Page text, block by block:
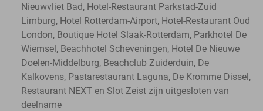
Nieuwvliet Bad, Hotel-Restaurant Parkstad-Zuid
Limburg, Hotel Rotterdam-Airport, Hotel-Restaurant Oud
London, Boutique Hotel Slaak-Rotterdam, Parkhotel De
Wiemsel, Beachhotel Scheveningen, Hotel De Nieuwe
Doelen-Middelburg, Beachclub Zuiderduin, De
Kalkovens, Pastarestaurant Laguna, De Kromme Dissel,
Restaurant NEXT en Slot Zeist zijn uitgesloten van
deelname